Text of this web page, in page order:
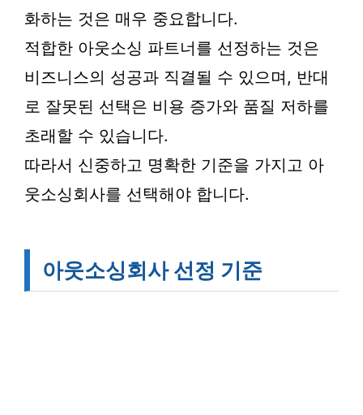
화하는 것은 매우 중요합니다.
적합한 아웃소싱 파트너를 선정하는 것은
비즈니스의 성공과 직결될 수 있으며, 반대
로 잘못된 선택은 비용 증가와 품질 저하를
초래할 수 있습니다.
따라서 신중하고 명확한 기준을 가지고 아
웃소싱회사를 선택해야 합니다.
아웃소싱회사 선정 기준